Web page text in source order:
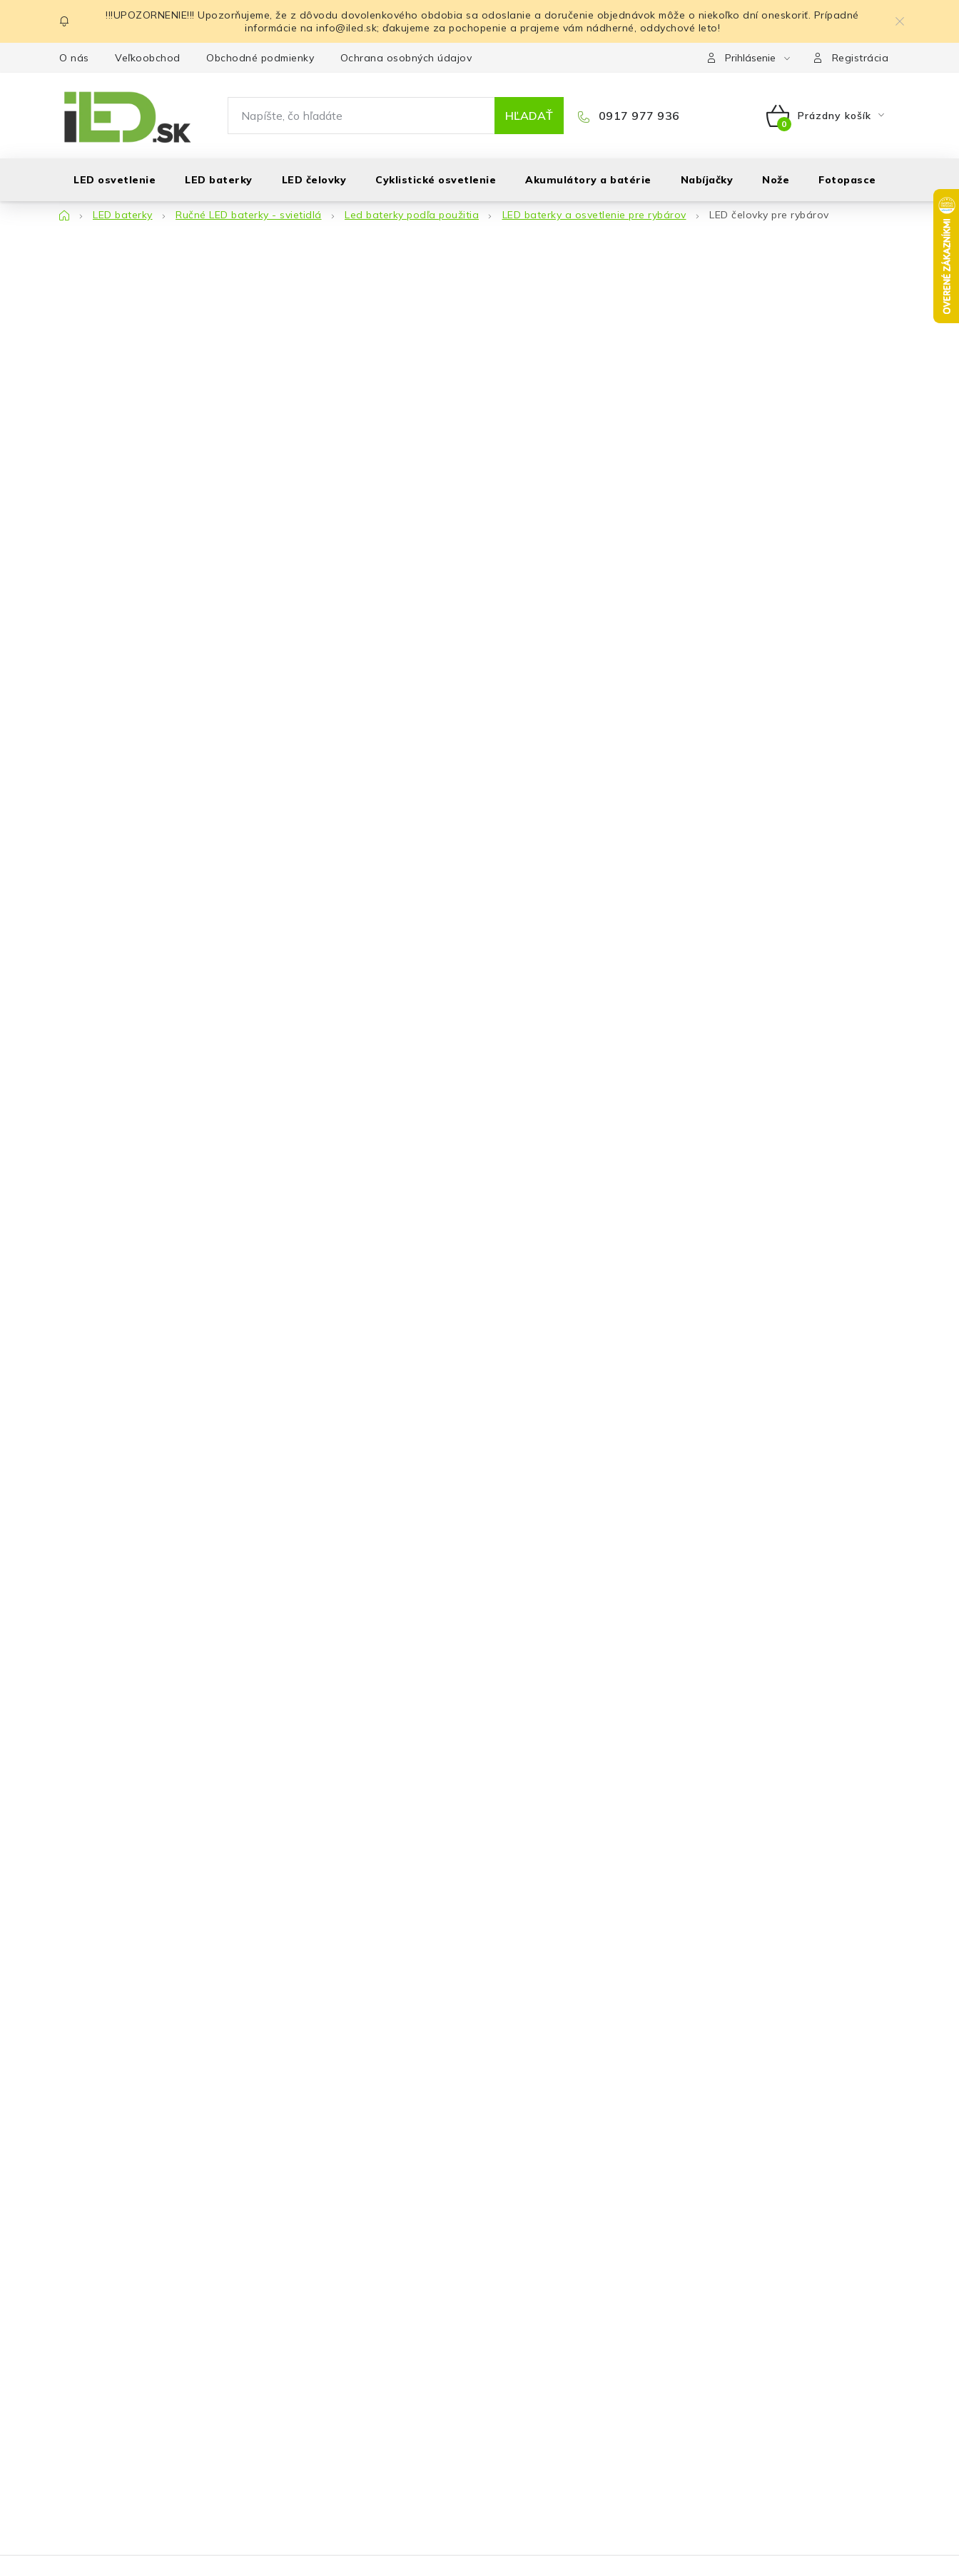
obsah
!!!UPOZORNENIE!!! Upozorňujeme, že z dôvodu dovolenkového obdobia sa odoslanie a doručenie objednávok môže o niekoľko dní oneskoriť. Prípadné
informácie na info@iled.sk; ďakujeme za pochopenie a prajeme vám nádherné, oddychové leto!
O nás Veľkoobchod Obchodné podmienky Ochrana osobných údajov Prihlásenie Registrácia
HĽADAŤ 0917 977 936
NÁKUPNÝ
Prázdny košík
LED osvetlenie LED baterky LED čelovky Cyklistické osvetlenie Akumulátory a batérie Nabíjačky Nože Fotopasce
DomovLED baterky Ručné LED baterky - svietidlá Led baterky podľa použitia LED baterky a osvetlenie pre rybárov LED čelovky pre rybárov